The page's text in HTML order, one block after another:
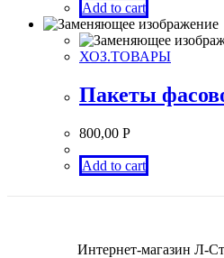
Add to cart
ХОЗ.ТОВАРЫ
Пакеты
800,00 Р
Add to cart
Интернет-магазин Л-